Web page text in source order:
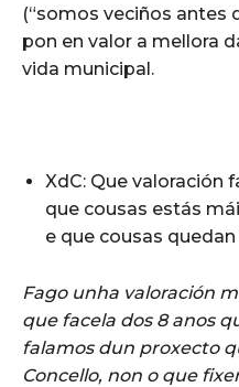
(“somos veciños antes
pon en valor a mellora
vida municipal.
XdC: Que valoración
que cousas estás
e que cousas
Fago unha valoración
que facela dos 8 anos
falamos dun proxecto
Concello, non o que